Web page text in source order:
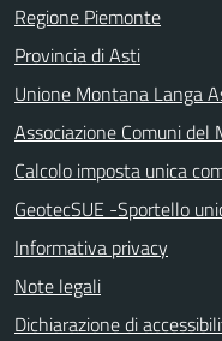
Regione Piemonte
Provincia di Asti
Unione Montana Langa
Associazione Comuni del
Calcolo imposta unica
GeotecSUE -Sportello
Informativa privacy
Note legali
Dichiarazione di